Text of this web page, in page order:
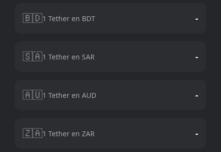
🇧🇩1 Tether en BDT -
🇸🇦1 Tether en SAR -
🇦🇺1 Tether en AUD -
🇿🇦1 Tether en ZAR -